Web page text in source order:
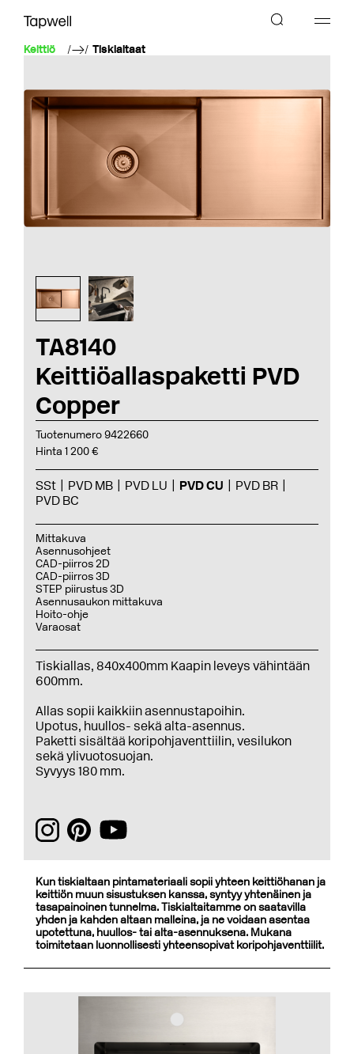
Keittiö Tiskialtaat
TA8140
Keittiöallaspaketti PVD
Copper
Tuotenumero 9422660
Hinta 1 200 €
SSt PVD MB PVD LU PVD CU
PVD BR
PVD BC
Mittakuva
Asennusohjeet
CAD-piirros 2D
CAD-piirros 3D
STEP piirustus 3D
Asennusaukon mittakuva
Hoito-ohje
Varaosat
Tiskiallas, 840x400mm Kaapin leveys vähintään
600mm.
Allas sopii kaikkiin asennustapoihin.
Upotus, huullos- sekä alta-asennus.
Paketti sisältää koripohjaventtiilin, vesilukon
sekä ylivuotosuojan.
Syvyys 180 mm.
Kun tiskialtaan pintamateriaali sopii yhteen keittiöhanan ja
keittiön muun sisustuksen kanssa, syntyy yhtenäinen ja
tasapainoinen tunnelma. Tiskialtaitamme on saatavilla
yhden ja kahden altaan malleina, ja ne voidaan asentaa
upotettuna, huullos- tai alta-asennuksena. Mukana
toimitetaan luonnollisesti yhteensopivat koripohjaventtiilit.